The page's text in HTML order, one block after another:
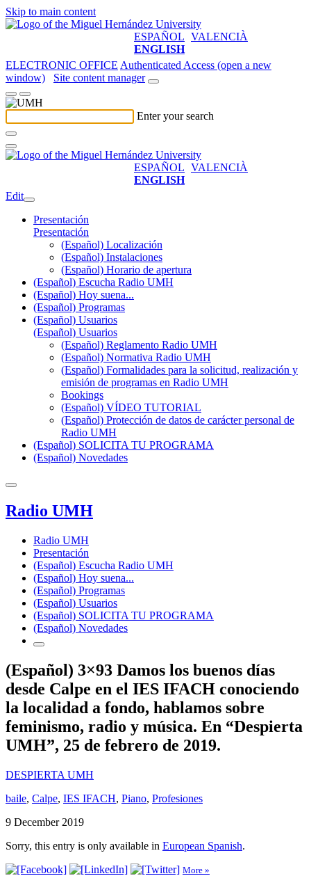
Skip to main content
ESPAÑOL VALENCIÀ
ENGLISH
ELECTRONIC OFFICE Authenticated Access (open a new
window)
Site content manager
Enter your search
ESPAÑOL VALENCIÀ
ENGLISH
Edit
Presentación
Presentación
(Español) Localización
(Español) Instalaciones
(Español) Horario de apertura
(Español) Escucha Radio UMH
(Español) Hoy suena...
(Español) Programas
(Español) Usuarios
(Español) Usuarios
(Español) Reglamento Radio UMH
(Español) Normativa Radio UMH
(Español) Formalidades para la solicitud, realización y
emisión de programas en Radio UMH
Bookings
(Español) VÍDEO TUTORIAL
(Español) Protección de datos de carácter personal de
Radio UMH
(Español) SOLICITA TU PROGRAMA
(Español) Novedades
Radio UMH
Radio UMH
Presentación
(Español) Escucha Radio UMH
(Español) Hoy suena...
(Español) Programas
(Español) Usuarios
(Español) SOLICITA TU PROGRAMA
(Español) Novedades
(Español) 3×93 Damos los buenos días
desde Calpe en el IES IFACH conociendo
la localidad a fondo, hablamos sobre
feminismo, radio y música. En “Despierta
UMH”, 25 de febrero de 2019.
DESPIERTA UMH
baile, Calpe, IES IFACH, Piano, Profesiones
9 December 2019
Sorry, this entry is only available in European Spanish.
More »